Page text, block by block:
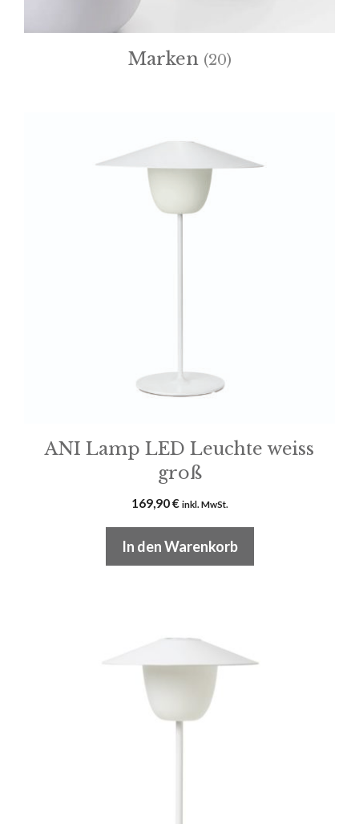
Marken (20)
ANI Lamp LED Leuchte weiss
groß
169,90€ inkl. MwSt.
In den Warenkorb